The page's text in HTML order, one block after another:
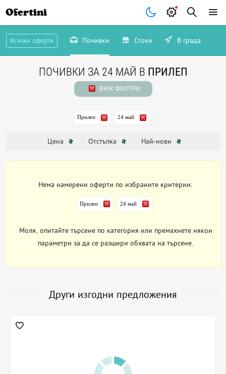
Ofertini
Всички оферти Почивки Стоки В града
ПОЧИВКИ ЗА 24 МАЙ В ПРИЛЕП
ВИЖ ФИЛТРИ
Прилеп 24 май
Цена Отстъпка Най-нови
Няма намерени оферти по избраните критерии:
Прилеп 24 май
Моля, опитайте търсене по категория или премахнете някои
параметри за да се разшири обхвата на търсене.
Други изгодни предложения